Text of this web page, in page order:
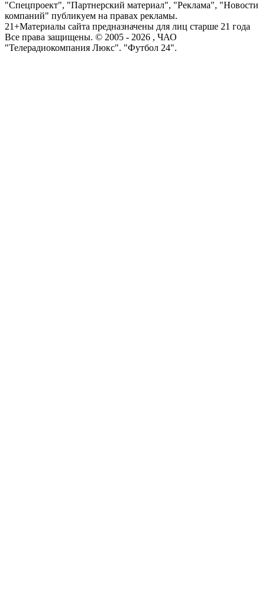
"Спецпроект", "Партнерский материал", "Реклама", "Новости
компаний" публикуем на правах рекламы.
21+Материалы сайта предназначены для лиц старше 21 года
Все права защищены. © 2005 - 2026 , ЧАО
"Телерадиокомпания Люкс". "Футбол 24".